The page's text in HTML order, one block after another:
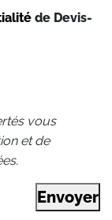
de Devis-
vous
et de
Envoyer